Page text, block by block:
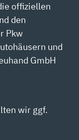
offiziellen
den
Pkw
und
GmbH
wir ggf.